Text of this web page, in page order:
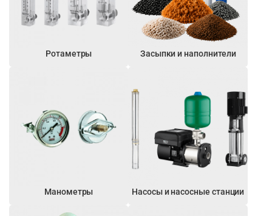
Ротаметры Засыпки и наполнители
Манометры Насосы и насосные станции